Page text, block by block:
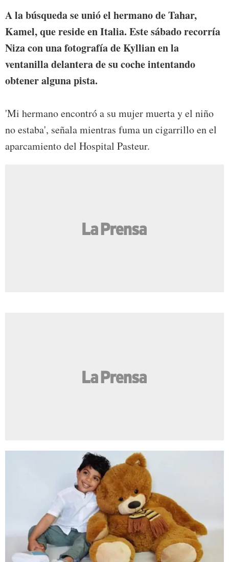
A la búsqueda se unió el hermano de Tahar,
Kamel, que reside en Italia. Este sábado recorría
Niza con una fotografía de Kyllian en la
ventanilla delantera de su coche intentando
obtener alguna pista.
'Mi hermano encontró a su mujer muerta y el niño
no estaba', señala mientras fuma un cigarrillo en el
aparcamiento del Hospital Pasteur.